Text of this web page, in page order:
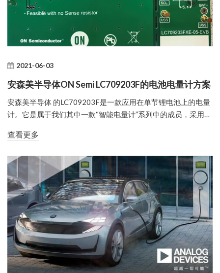
2021-06-03
安森美半导体ON Semi LC709203F的电池电量计方案
安森美半导体 的LC709203F是一款应用在单节锂电池上的电量
计。它是属于我们其中一款“智能电量计”系列中的成员，采用…
查看更多